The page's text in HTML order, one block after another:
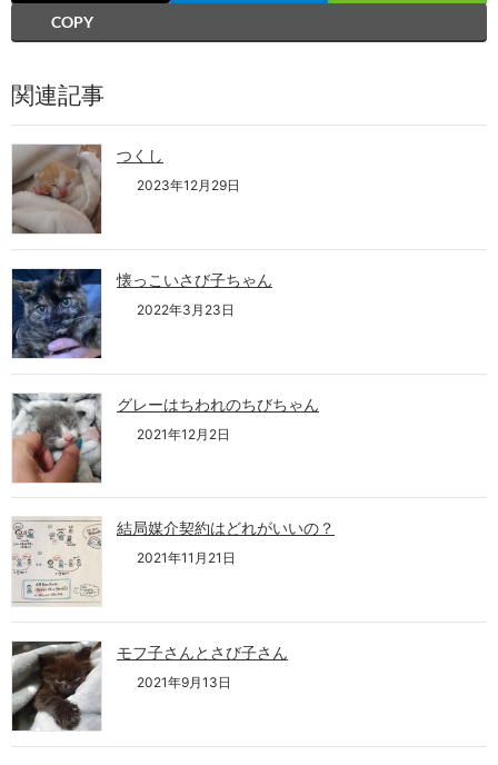
COPY
関連記事
つくし
2023年12月29日
懐っこいさび子ちゃん
2022年3月23日
グレーはちわれのちびちゃん
2021年12月2日
結局媒介契約はどれがいいの？
2021年11月21日
モフ子さんとさび子さん
2021年9月13日